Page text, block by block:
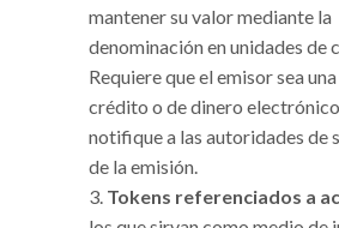
mantener su valor mediante la
denominación en unidades de
Requiere que el emisor sea
crédito o de dinero
notifique a las autoridades de
de la emisión.
Tokens referenciados a